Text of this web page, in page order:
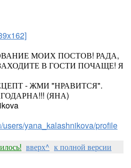
МОИХ ПОСТОВ! РАДА,
В ГОСТИ ПОЧАЩЕ! Я
- ЖМИ "НРАВИТСЯ".
(ЯНА)
users/yana_kalashnikova/profile
вверх^ к полной версии